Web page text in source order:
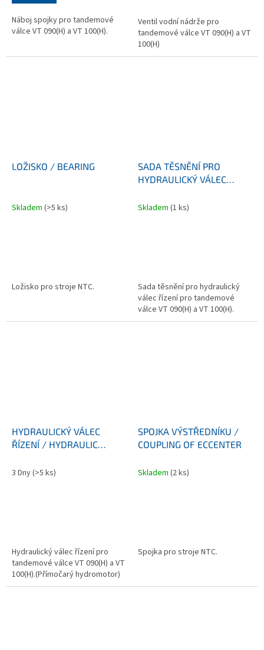
Náboj spojky pro tandemové
válce VT 090(H) a VT 100(H).
Ventil vodní nádrže pro
tandemové válce VT 090(H) a VT
100(H)
LOŽISKO / BEARING
Skladem (>5 ks)
Ložisko pro stroje NTC.
SADA TĚSNĚNÍ PRO
HYDRAULICKÝ VÁLEC
HYDRAULIC CYLINDER OF
Skladem (1 ks)
Sada těsnění pro hydraulický
válec řízení pro tandemové
válce VT 090(H) a VT 100(H).
HYDRAULICKÝ VÁLEC
ŘÍZENÍ / HYDRAULIC
3 Dny(>5 ks)
Hydraulický válec řízení pro
tandemové válce VT 090(H) a VT
100(H).(Přímočarý hydromotor)
SPOJKA VÝSTŘEDNÍKU /
COUPLING OF ECCENTER
Skladem (2 ks)
Spojka pro stroje NTC.